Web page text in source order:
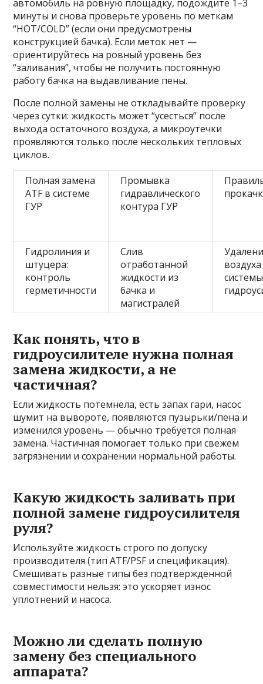
автомобиль на ровную площадку, подождите 1–3
минуты и снова проверьте уровень по меткам
“HOT/COLD” (если они предусмотрены
конструкцией бачка). Если меток нет —
ориентируйтесь на ровный уровень без
“заливания”, чтобы не получить постоянную
работу бачка на выдавливание пены.
После полной замены не откладывайте проверку
через сутки: жидкость может “усесться” после
выхода остаточного воздуха, а микроутечки
проявляются только после нескольких тепловых
циклов.
Полная замена
ATF в системе
ГУР
Промывка
гидравлического
контура ГУР
Гидролиния и
штуцера:
контроль
герметичности
Слив
отработанной
жидкости из
бачка и
магистралей
системы
Как понять, что в
гидроусилителе нужна полная
замена жидкости, а не
частичная?
Если жидкость потемнела, есть запах гари, насос
шумит на вывороте, появляются пузырьки/пена и
изменился уровень — обычно требуется полная
замена. Частичная помогает только при свежем
загрязнении и сохранении нормальной работы.
Какую жидкость заливать при
полной замене гидроусилителя
руля?
Используйте жидкость строго по допуску
производителя (тип ATF/PSF и спецификация).
Смешивать разные типы без подтвержденной
совместимости нельзя: это ускоряет износ
уплотнений и насоса.
Можно ли сделать полную
замену без специального
аппарата?